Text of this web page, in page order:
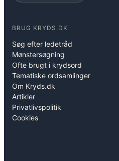
BRUG KRYDS.DK
Søg efter ledetråd
Mønstersøgning
Ofte brugt i krydsord
Tematiske ordsamlinger
Om Kryds.dk
Artikler
Privatlivspolitik
Cookies